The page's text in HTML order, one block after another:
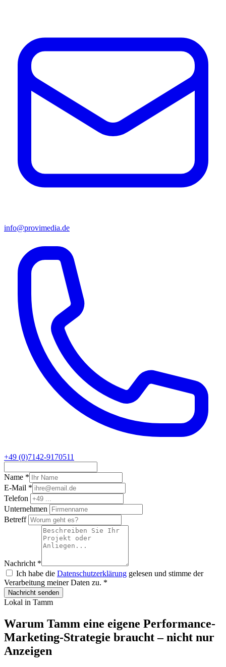
info@provimedia.de
+49 (0)7142-9170511
Name *
E-Mail *
Telefon
Unternehmen
Betreff
Nachricht *
Ich habe die Datenschutzerklärung gelesen und stimme der
Verarbeitung meiner Daten zu. *
Nachricht senden
Lokal in Tamm
Warum Tamm eine eigene Performance-
Marketing-Strategie braucht – nicht nur
Anzeigen